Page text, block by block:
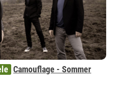
Camouflage - Sommer